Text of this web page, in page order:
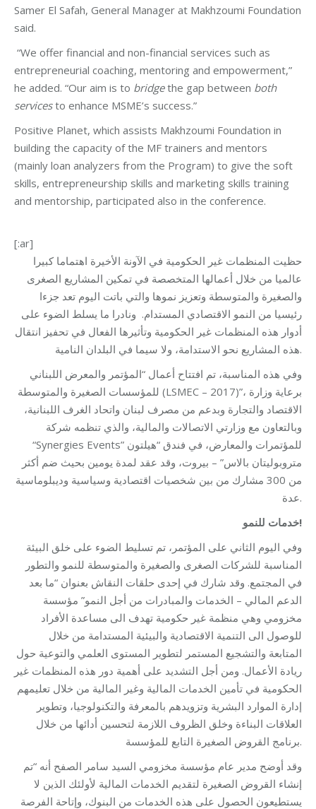
Samer El Safah, General Manager at Makhzoumi Foundation
said.
“We offer financial and non-financial services such as
entrepreneurial coaching, mentoring and empowerment,”
he added. “Our aim is to bridgethe gap between both
servicesto enhance MSME’s success.”
Positive Planet, which assists Makhzoumi Foundation in
building the capacity of the MF trainers and mentors
(mainly loan analyzers from the Program) to give the soft
skills, entrepreneurship skills and marketing skills training
and mentorship, participated also in the conference.
[:ar]
حظيت المنظمات غير الحكومية في الآونة الأخيرة اهتماما كبيرا
عالميا من خلال أعمالها المتخصصة في تمكين المشاريع الصغرى
والصغيرة والمتوسطة وتعزيز نموها والتي باتت اليوم تعد جزءا
رئيسيا من النمو الاقتصادي المستدام. ونادرا ما يسلط الضوء على
أدوار هذه المنظمات غير الحكومية وتأثيرها الفعال في تحفيز انتقال
هذه المشاريع نحو الاستدامة، ولا سيما في البلدان النامية.
وفي هذه المناسبة، تم افتتاح أعمال “المؤتمر والمعرض اللبناني
للمؤسسات الصغيرة والمتوسطة (LSMEC – 2017)”، برعاية وزارة
الاقتصاد والتجارة وبدعم من مصرف لبنان واتحاد الغرف اللبنانية،
وبالتعاون مع وزارتي الاتصالات والمالية، والذي تنظمه شركة
“Synergies Events” للمؤتمرات والمعارض، في فندق “هيلتون
متروبوليتان بالاس” – بيروت، وقد عقد لمدة يومين بحيث ضم أكثر
من 300 مشارك من بين شخصيات اقتصادية وسياسية وديبلوماسية
عدة.
خدمات للنمو!
وفي اليوم الثاني على المؤتمر، تم تسليط الضوء على خلق البيئة
المناسبة للشركات الصغرى والصغيرة والمتوسطة للنمو والتطور
في المجتمع. وقد شارك في إحدى حلقات النقاش بعنوان “ما بعد
الدعم المالي – الخدمات والمبادرات من أجل النمو” مؤسسة
مخزومي وهي منظمة غير حكومية تهدف الى مساعدة الأفراد
للوصول الى التنمية الاقتصادية والبيئية المستدامة من خلال
المتابعة والتشجيع المستمر لتطوير المستوى العلمي والتوعية حول
ريادة الأعمال. ومن أجل التشديد على أهمية دور هذه المنظمات غير
الحكومية في تأمين الخدمات المالية وغير المالية من خلال تعليمهم
إدارة الموارد البشرية وتزويدهم بالمعرفة والتكنولوجيا، وتطوير
العلاقات البناءة وخلق الظروف اللازمة لتحسين أدائها من خلال
برنامج القروض الصغيرة التابع للمؤسسة.
وقد أوضح مدير عام مؤسسة مخزومي السيد سامر الصفح أنه “تم
إنشاء القروض الصغيرة لتقديم الخدمات المالية لأولئك الذين لا
يستطيعون الحصول على هذه الخدمات من البنوك، وإتاحة الفرصة